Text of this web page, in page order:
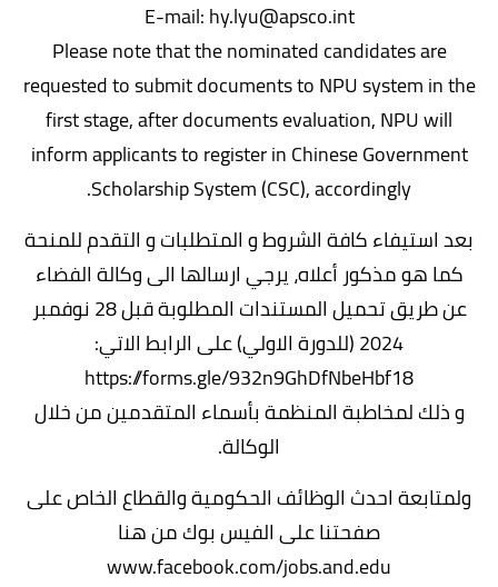
E-mail: hy.lyu@apsco.int
Please note that the nominated candidates are
requested to submit documents to NPU system in the
first stage, after documents evaluation, NPU will
inform applicants to register in Chinese Government
Scholarship System (CSC), accordingly.
بعد استيفاء كافة الشروط و المتطلبات و التقدم للمنحة
كما هو مذكور أعلاه، يرجي ارسالها الى وكالة الفضاء
عن طريق تحميل المستندات المطلوبة قبل 28 نوفمبر
2024 (للدورة الاولي) على الرابط الاتي:
https://forms.gle/932n9GhDfNbeHbf18
و ذلك لمخاطبة المنظمة بأسماء المتقدمين من خلال
الوكالة.
ولمتابعة احدث الوظائف الحكومية والقطاع الخاص على
صفحتنا على الفيس بوك من هنا
www.facebook.com/jobs.and.edu